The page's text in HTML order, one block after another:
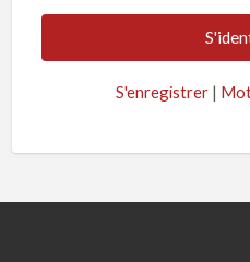
S'enregistrer |